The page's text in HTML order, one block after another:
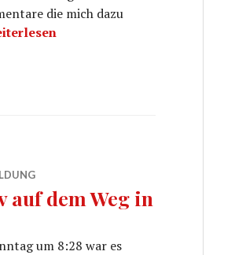
die mich dazu
– Das iBook zur Geometrie –
auf dem Weg in
um 8:28 war es